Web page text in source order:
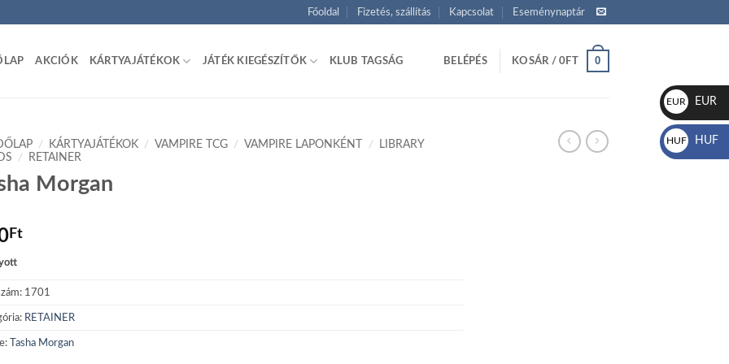
Főoldal Fizetés, szállítás Kapcsolat Eseménynaptár
AKCIÓK KÁRTYAJÁTÉKOK JÁTÉK KIEGÉSZÍTŐK KLUB TAGSÁG BELÉPÉS KOSÁR /0FT 0
/ KÁRTYAJÁTÉKOK / VAMPIRE TCG / VAMPIRE LAPONKÉNT /
LIBRARY
/ RETAINER
Morgan
Ft
1701
RETAINER
Tasha Morgan
EUR
€
EUR
HUF
Ft
HUF